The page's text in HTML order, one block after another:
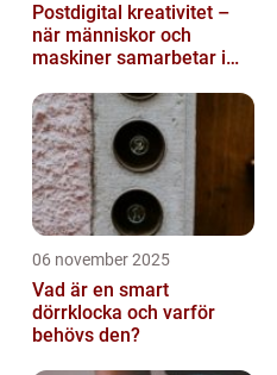
Postdigital kreativitet –
när människor och
maskiner samarbetar i
06 november 2025
Vad är en smart
dörrklocka och varför
behövs den?